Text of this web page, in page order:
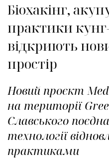
Біохакінг,
практики
відкриють
простір
Новий проєкт
на території
Славського
технології
практиками